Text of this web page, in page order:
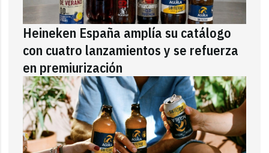
Heineken España amplía su catálogo
con cuatro lanzamientos y se refuerza
en premiurización